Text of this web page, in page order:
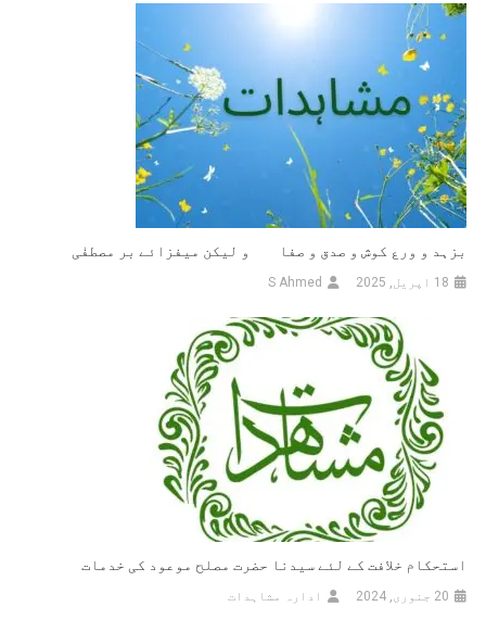
بزہد و ورع کوش و صدق و صفا و لیکن میفزائے بر مصطفٰی
18 اپریل, 2025 S Ahmed
استحکام خلافت کے لئے سیدنا حضرت مصلح موعود کی خدمات
20 جنوری, 2024 ادارہ مشاہدات